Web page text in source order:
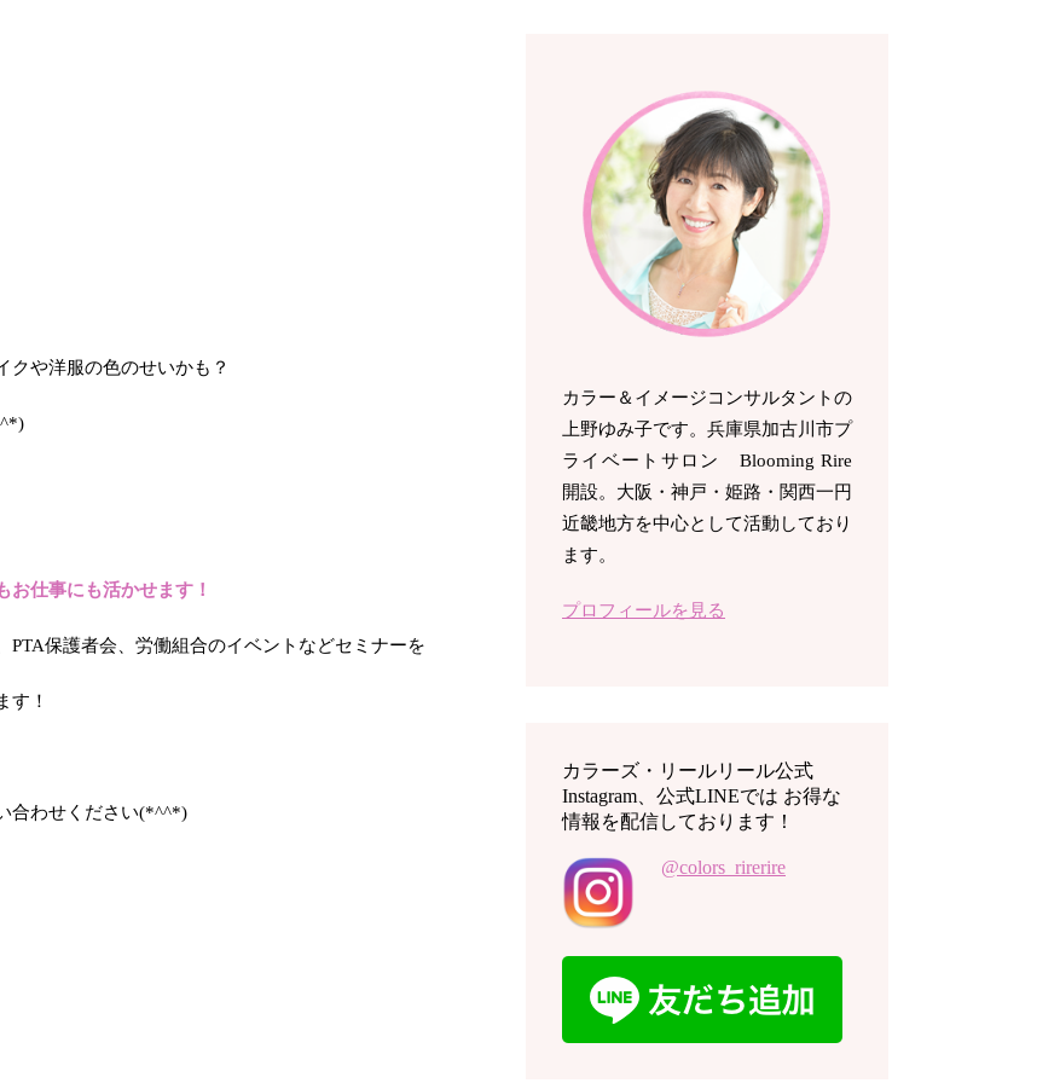
クや洋服の色のせいかも？
仕事にも活かせます！
保護者会、労働組合のイベントなどセミナーを
す！
合わせください(*^^*)
カラー＆イメージコンサルタントの
上野ゆみ子です。兵庫県加古川市プ
ライベートサロン Blooming Rire
開設。 大阪・神戸・姫路・関西一円
近畿地方を中心として活動しており
ます。
プロフィールを見る
カラーズ・リールリール公式
Instagram、公式LINEでは お得な
情報を配信しております！
@colors_rirerire